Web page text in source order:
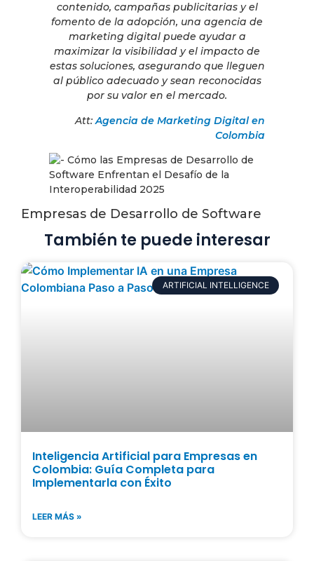
contenido, campañas publicitarias y el
fomento de la adopción, una agencia de
marketing digital puede ayudar a
maximizar la visibilidad y el impacto de
estas soluciones, asegurando que lleguen
al público adecuado y sean reconocidas
por su valor en el mercado.
Att:Agencia de Marketing Digital en
Colombia
Empresas de Desarrollo de Software
También te puede interesar
ARTIFICIAL INTELLIGENCE
Inteligencia Artificial para Empresas en
Colombia: Guía Completa para
Implementarla con Éxito
LEER MÁS »